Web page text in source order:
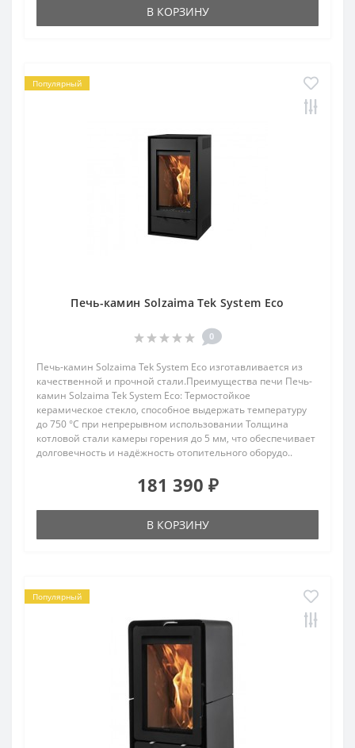
В КОРЗИНУ
Популярный
Печь-камин Solzaima Tek System Eco
0
Печь-камин Solzaima Tek System Eco изготавливается из
качественной и прочной стали.Преимущества печи Печь-
камин Solzaima Tek System Eco: Термостойкое
керамическое стекло, способное выдержать температуру
до 750 °C при непрерывном использовании Толщина
котловой стали камеры горения до 5 мм, что обеспечивает
долговечность и надёжность отопительного оборудо..
181 390 ₽
В КОРЗИНУ
Популярный